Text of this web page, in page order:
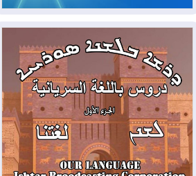
2026-08-04سومو: إنتاج النفط في إقليم
كوردستان انخفض إلى أقل من 10%
2026-08-04ملفات حقبة الكاظمي تعود إلى
الواجهة.. أنباء عن مراجعات قضائية
وتحقيقات أوسع في قضايا فساد
2026-08-04بيترو يشكو تزوير الانتخابات
الرئاسية ويحذر من "حرب أهلية" في
كولومبيا